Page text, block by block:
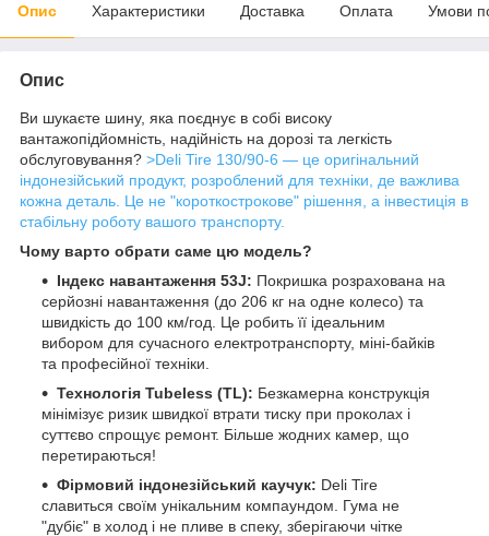
Опис Характеристики Доставка Оплата Умови
Опис
Ви шукаєте шину, яка поєднує в собі високу
вантажопідйомність, надійність на дорозі та легкість
обслуговування? >Deli Tire 130/90-6 — це оригінальний
індонезійський продукт, розроблений для техніки, де важлива
кожна деталь. Це не "короткострокове" рішення, а інвестиція в
стабільну роботу вашого транспорту.
Чому варто обрати саме цю модель?
Індекс навантаження 53J: Покришка розрахована на
серйозні навантаження (до 206 кг на одне колесо) та
швидкість до 100 км/год. Це робить її ідеальним
вибором для сучасного електротранспорту, міні-байків
та професійної техніки.
Технологія Tubeless (TL): Безкамерна конструкція
мінімізує ризик швидкої втрати тиску при проколах і
суттєво спрощує ремонт. Більше жодних камер, що
перетираються!
Фірмовий індонезійський каучук: Deli Tire
славиться своїм унікальним компаундом. Гума не
"дубіє" в холод і не пливе в спеку, зберігаючи чітке